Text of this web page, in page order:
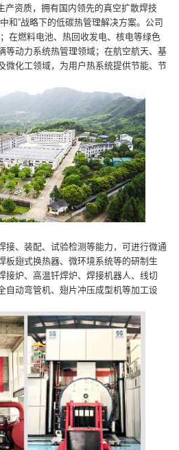
产资质，拥有国内领先的真空扩散焊技
和”战略下的低碳热管理解决方案。公司
在燃料电池、热回收发电、核电等绿色
等动力系统热管理领域；在航空航天、基
微化工领域，为用户热系统提供节能、节
接、装配、试验检测等能力，可进行微通
板翅式换热器、微环境系统等的研制生
接炉、高温钎焊炉、焊接机器人、线切
自动弯管机、翅片冲压成型机等加工设